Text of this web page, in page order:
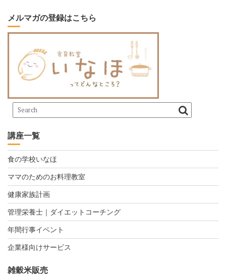
ー
シ
メルマガの登録はこちら
講座一覧
食の学校いなほ
ママのためのお料理教室
健康家族計画
管理栄養士｜ダイエットコーチング
年間行事イベント
企業様向けサービス
雑穀米販売